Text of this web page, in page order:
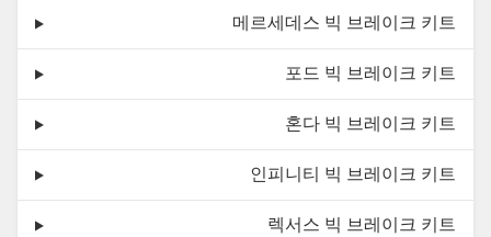
메르세데스 빅 브레이크 키트
포드 빅 브레이크 키트
혼다 빅 브레이크 키트
인피니티 빅 브레이크 키트
렉서스 빅 브레이크 키트